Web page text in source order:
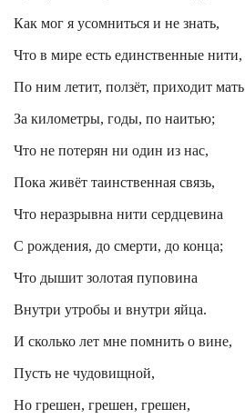
Как мог я усомниться и не знать,
Что в мире есть единственные нити,
По ним летит, ползёт, приходит мать
За километры, годы, по наитью;
Что не потерян ни один из нас,
Пока живёт таинственная связь,
Что неразрывна нити сердцевина
С рождения, до смерти, до конца;
Что дышит золотая пуповина
Внутри утробы и внутри яйца.
И сколько лет мне помнить о вине,
Пусть не чудовищной,
Но грешен, грешен, грешен,